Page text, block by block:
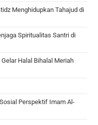
Menghidupkan Tahajud di
Spiritualitas Santri di
Halal Bihalal Meriah
Perspektif Imam Al-